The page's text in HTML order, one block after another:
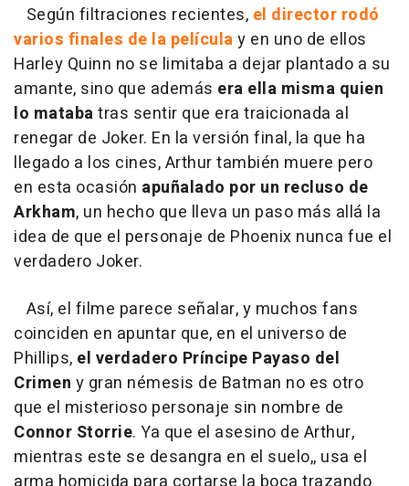
Según filtraciones recientes, el director rodó
varios finales de la películay en uno de ellos
Harley Quinn no se limitaba a dejar plantado a su
amante, sino que además era ella misma quien
lo matabatras sentir que era traicionada al
renegar de Joker. En la versión final, la que ha
llegado a los cines, Arthur también muere pero
en esta ocasión apuñalado por un recluso de
Arkham, un hecho que lleva un paso más allá la
idea de que el personaje de Phoenix nunca fue el
verdadero Joker.
Así, el filme parece señalar, y muchos fans
coinciden en apuntar que, en el universo de
Phillips, el verdadero Príncipe Payaso del
Crimen y gran némesis de Batman no es otro
que el misterioso personaje sin nombre de
Connor Storrie. Ya que el asesino de Arthur,
mientras este se desangra en el suelo,, usa el